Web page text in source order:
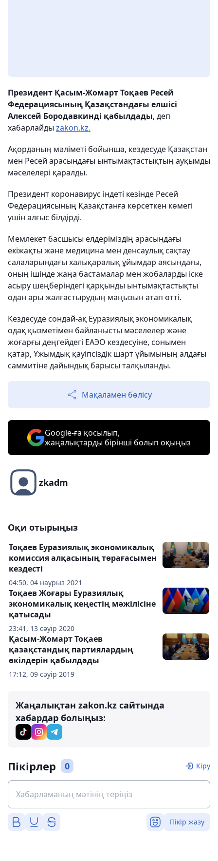
Президент Қасым-Жомарт Тоқаев Ресей
Федерациясының Қазақстандағы елшісі
Алексей Бородавкинді қабылдады, деп
хабарлайды zakon.kz.
Ақорданың мәліметі бойынша, кездесуде Қазақстан
мен Ресей арасындағы ынтымақтастықтың ауқымды
мәселелері қаралды.
Президент коронавирус індеті кезінде Ресей
Федерациясының Қазақстанға көрсеткен көмегі
үшін алғыс білдірді.
Мемлекет басшысы елдеріміздің арасындағы
екіжақты және медицина мен денсаулық сақтау
салаларындағы халықаралық ұйымдар аясындағы,
оның ішінде жаңа бастамалар мен жобаларды іске
асыру шеңберіндегі қарқынды ынтымақтастықты
одан ары жалғастырудың маңызын атап өтті.
Кездесуде сондай-ақ Еуразиялық экономикалық
одақ қызметімен байланысты мәселелер және
жоғарғы деңгейдегі ЕАЭО кездесуіне, сонымен
қатар, Ұжымдық қауіпсіздік шарт ұйымының алдағы
саммитіне дайындық барысы талқыланды.
Мақаламен бөлісу
Google-ға қосылып,
жаңалықтарды бірінші болып оқыңыз
zkadm
Оқи отырыңыз
04:50, 04 наурыз 2021
Тоқаев Еуразиялық экономикалық
комиссия алқасының төрағасымен
кездесті
23:41, 13 сәуір 2020
Тоқаев Жоғары Еуразиялық
экономикалық кеңестің мәжілісіне
қатысады
17:12, 09 сәуір 2019
Қасым-Жомарт Тоқаев
қазақстандық партиялардың
өкілдерін қабылдады
Жаңалықтан zakon.kz сайтында
хабардар болыңыз:
Пікірлер 0 Кіру
Пікір жазу